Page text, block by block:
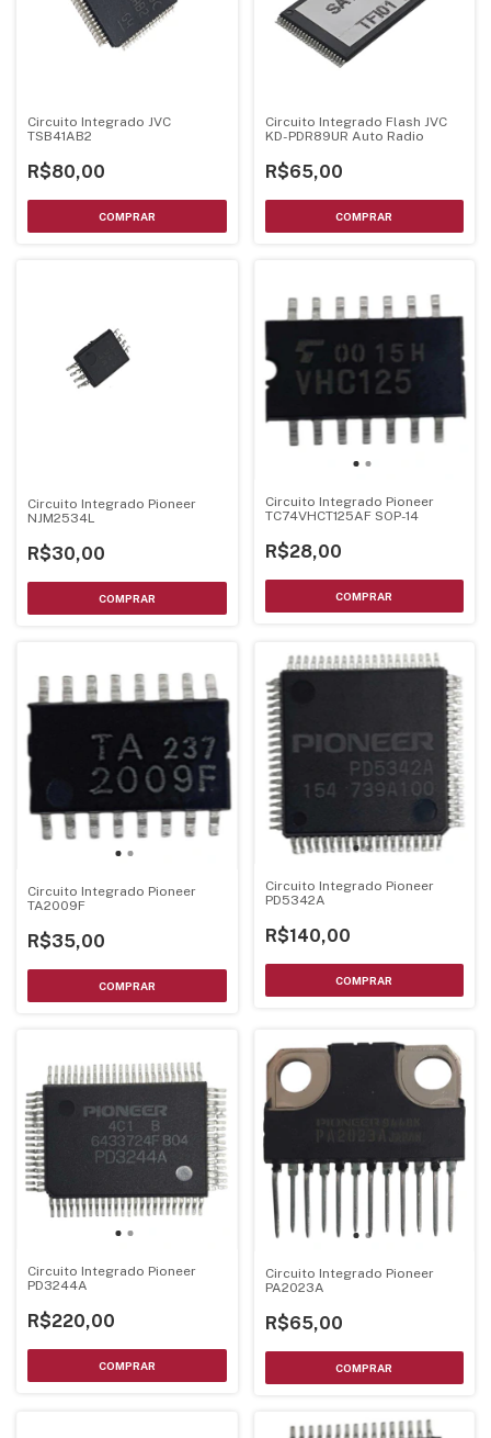
Circuito Integrado JVC
TSB41AB2
R$80,00
Circuito Integrado Flash JVC
KD-PDR89UR Auto Radio
R$65,00
Circuito Integrado Pioneer
NJM2534L
R$30,00
Circuito Integrado Pioneer
TC74VHCT125AF SOP-14
R$28,00
Circuito Integrado Pioneer
TA2009F
R$35,00
Circuito Integrado Pioneer
PD5342A
R$140,00
Circuito Integrado Pioneer
PD3244A
R$220,00
Circuito Integrado Pioneer
PA2023A
R$65,00